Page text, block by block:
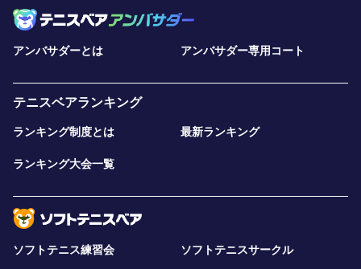
アンバサダーとは アンバサダー専用コート
テニスベアランキング
ランキング制度とは 最新ランキング
ランキング大会一覧
ソフトテニス練習会 ソフトテニスサークル